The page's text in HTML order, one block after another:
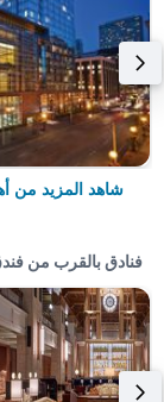
شاهد المزيد من
فنادق بالقرب من